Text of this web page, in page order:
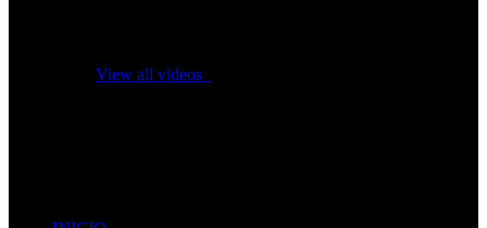
View all videos